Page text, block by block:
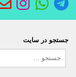
جستجو در سایت